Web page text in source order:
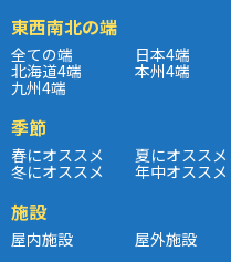
東西南北の端
全ての端 日本4端
北海道4端 本州4端
九州4端
季節
春にオススメ 夏にオススメ
冬にオススメ 年中オススメ
施設
屋内施設 屋外施設